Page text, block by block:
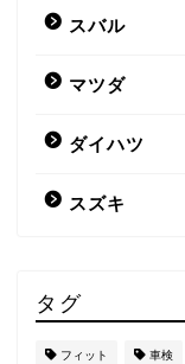
スバル
マツダ
ダイハツ
スズキ
タグ
フィット 車検